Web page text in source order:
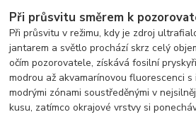
Při průsvitu směrem k
Při průsvitu v režimu, kdy je zdroj
jantarem a světlo prochází skrz celý
očím pozorovatele, získává fosilní
modrou až akvamarínovou fluorescenci s
modrými zónami soustředěnými v
kusu, zatímco okrajové vrstvy si